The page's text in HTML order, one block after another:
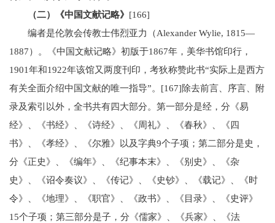
（二）《中国文献记略》 [166]
编者是伦敦会传教士伟烈亚力（Alexander Wylie, 1815—
1887）。《中国文献记略》初版于1867年，美华书馆印行，
1901年和1922年该馆又两度刊印，考狄称赞此书“实际上是西方
有关全面介绍中国文献的唯一指导”。[167]除去前言、序言、附
录及索引以外，全书共有四大部分。第一部分是经，分《易
经》、《书经》、《诗经》、《周礼》、《春秋》、《四
书》、《孝经》、《尔雅》以及字典9个子项；第二部分是史，
分《正史》、《编年》、《纪事本末》、《别史》、《杂
史》、《诏令奏议》、《传记》、《史钞》、《载记》、《时
令》、《地理》、《职官》、《政书》、《目录》、《史评》
15个子项；第三部分是子，分《儒家》、《兵家》、《法